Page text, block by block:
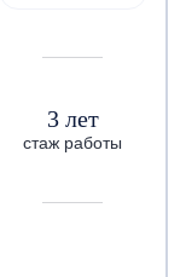
3 лет
стаж работы